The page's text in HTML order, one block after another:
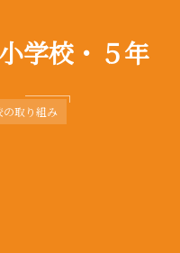
学校・５年
取り組み